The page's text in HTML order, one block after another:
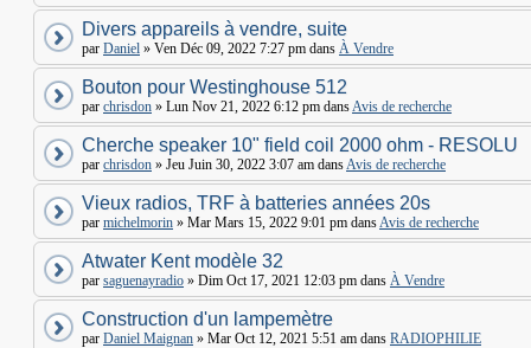
Divers appareils à vendre, suite
par Daniel » Ven Déc 09, 2022 7:27 pm dans À Vendre
Bouton pour Westinghouse 512
par chrisdon » Lun Nov 21, 2022 6:12 pm dansAvis de recherche
Cherche speaker 10" field coil 2000 ohm - RESOLU
par chrisdon » Jeu Juin 30, 2022 3:07 am dansAvis de recherche
Vieux radios, TRF à batteries années 20s
par michelmorin » Mar Mars 15, 2022 9:01 pm dansAvis de recherche
Atwater Kent modèle 32
par saguenayradio » Dim Oct 17, 2021 12:03 pm dans À Vendre
Construction d'un lampemètre
par Daniel Maignan » Mar Oct 12, 2021 5:51 am dans RADIOPHILIE